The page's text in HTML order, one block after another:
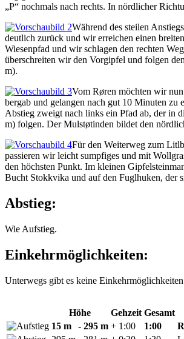
„P“ nochmals nach rechts. In nördlicher
Während des steilen
deutlich zurück und wir erreichen einen
Wiesenpfad und wir schlagen den rechten
überschreiten wir den Vorgipfel und folgen
m).
Vom Røren möchten wir
bergab und gelangen nach gut 10 Minuten
Abstieg zweigt nach links ein Pfad ab, der in
m) folgen. Der Mulstøtinden bildet den
Für den Weiterweg zum
passieren wir leicht sumpfiges und mit
den höchsten Punkt. Im kleinen
Bucht Stokkvika und auf den Fuglhuken, der
Abstieg:
Wie Aufstieg.
Einkehrmöglichkeiten:
Unterwegs gibt es keine
Höhe Gehzeit Gesamt
15 m
- 295 m + 1:00 1:00